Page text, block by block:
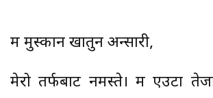
म मुस्कान खातुन अन्सारी,
मेरो तर्फबाट नमस्ते। म एउटा